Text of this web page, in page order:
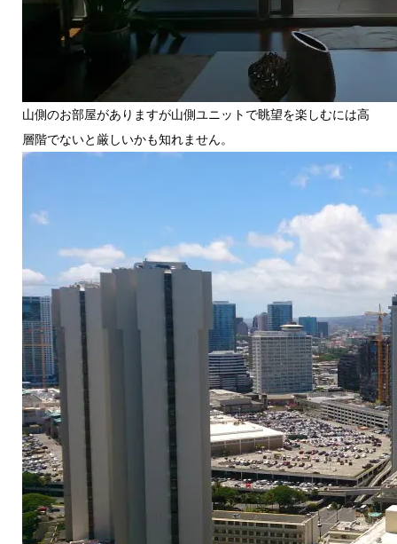
山側のお部屋がありますが山側ユニットで眺望を楽しむには高
層階でないと厳しいかも知れません。